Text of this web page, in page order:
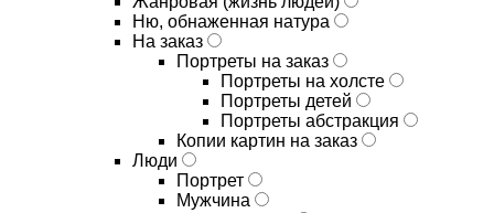
Ню, обнаженная натура
На заказ
Портреты на заказ
Портреты на холсте
Портреты детей
Портреты абстракция
Копии картин на заказ
Люди
Портрет
Мужчина